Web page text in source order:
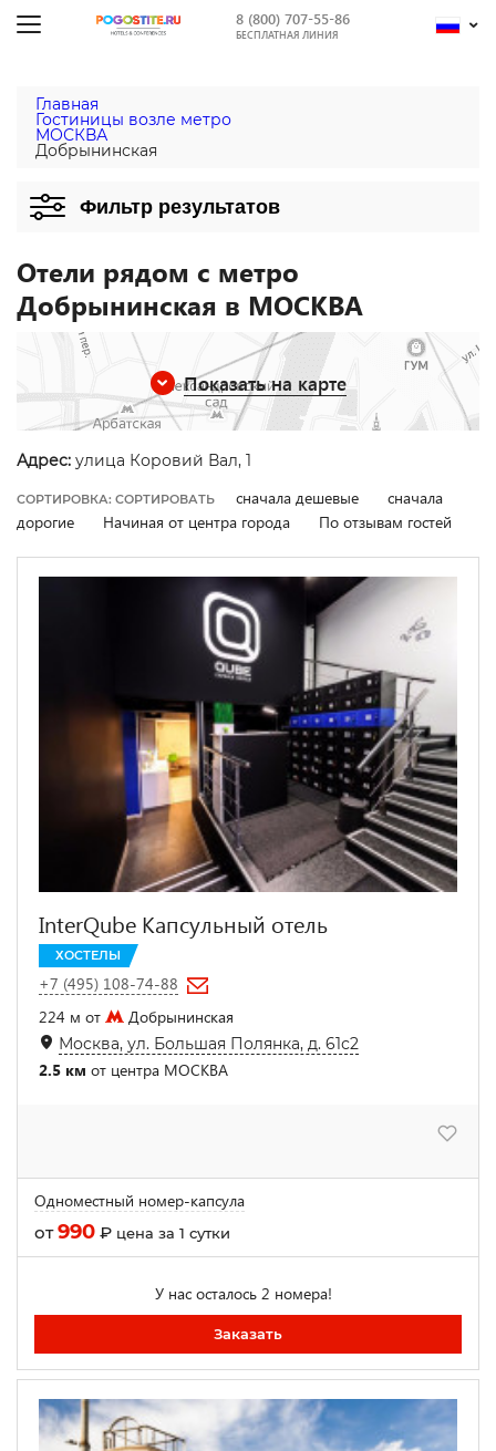
8 (800) 707-55-86
БЕСПЛАТНАЯ ЛИНИЯ
Главная
Гостиницы возле метро
МОСКВА
Добрынинская
Фильтр результатов
Отели рядом с метро
Добрынинская в МОСКВА
Показать на карте
Адрес: улица Коровий Вал, 1
СОРТИРОВКА: СОРТИРОВАТЬ сначала дешевые
сначала
дорогие
Начиная от центра города По отзывам гостей
InterQube Капсульный отель
ХОСТЕЛЫ
+7 (495) 108-74-88
224 м от
Добрынинская
Москва, ул. Большая Полянка, д. 61с2
2.5 км от центра МОСКВА
Одноместный номер-капсула
от990 ₽ цена за 1 сутки
У нас осталось 2 номера!
Заказать